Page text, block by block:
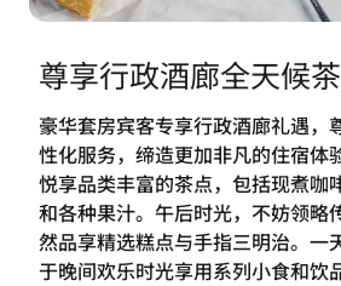
尊享行政酒廊全天候
豪华套房宾客专享行政酒廊礼遇，
性化服务，缔造更加非凡的住宿体
悦享品类丰富的茶点，包括现煮咖
和各种果汁。午后时光，不妨领略
然品享精选糕点与手指三明治。一
于晚间欢乐时光享用系列小食和饮